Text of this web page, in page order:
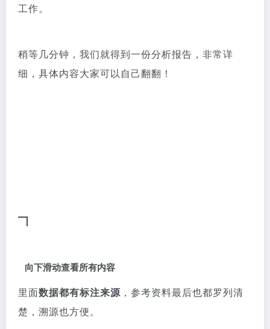
工作。
稍等几分钟，我们就得到一份分析报告，非常详
细，具体内容大家可以自己翻翻！
向下滑动查看所有内容
里面数据都有标注来源 ，参考资料最后也都罗列清
楚，溯源也方便。